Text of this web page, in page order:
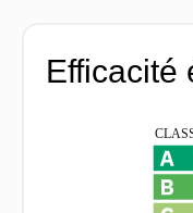
Efficacité